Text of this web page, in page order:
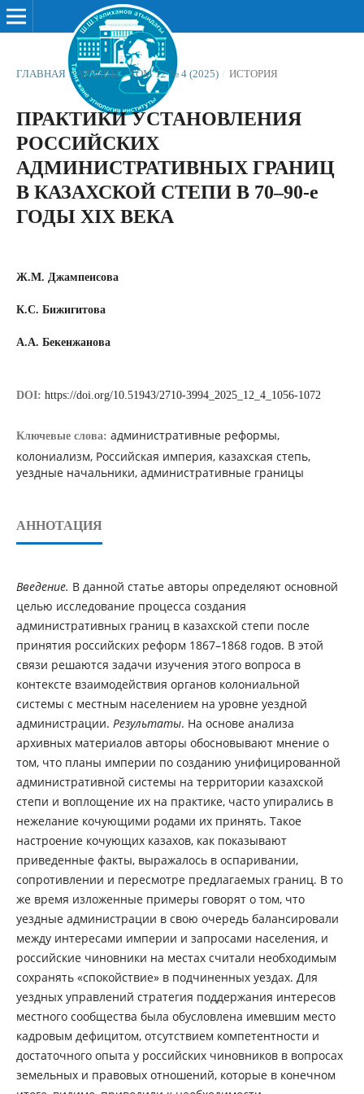
ГЛАВНАЯ / АРХИВЫ / ТОМ 12 № 4 (2025) / ИСТОРИЯ
ПРАКТИКИ УСТАНОВЛЕНИЯ
РОССИЙСКИХ
АДМИНИСТРАТИВНЫХ ГРАНИЦ
В КАЗАХСКОЙ СТЕПИ В 70–90-е
ГОДЫ XIX ВЕКА
Ж.М. Джампеисова
К.С. Бижигитова
А.А. Бекенжанова
DOI: https://doi.org/10.51943/2710-3994_2025_12_4_1056-1072
Ключевые слова: административные реформы,
колониализм, Российская империя, казахская степь,
уездные начальники, административные границы
АННОТАЦИЯ
Введение. В данной статье авторы определяют основной
целью исследование процесса создания
административных границ в казахской степи после
принятия российских реформ 1867–1868 годов. В этой
связи решаются задачи изучения этого вопроса в
контексте взаимодействия органов колониальной
системы с местным населением на уровне уездной
администрации. Результаты. На основе анализа
архивных материалов авторы обосновывают мнение о
том, что планы империи по созданию унифицированной
административной системы на территории казахской
степи и воплощение их на практике, часто упирались в
нежелание кочующими родами их принять. Такое
настроение кочующих казахов, как показывают
приведенные факты, выражалось в оспаривании,
сопротивлении и пересмотре предлагаемых границ. В то
же время изложенные примеры говорят о том, что
уездные администрации в свою очередь балансировали
между интересами империи и запросами населения, и
российские чиновники на местах считали необходимым
сохранять «спокойствие» в подчиненных уездах. Для
уездных управлений стратегия поддержания интересов
местного сообщества была обусловлена имевшим место
кадровым дефицитом, отсутствием компетентности и
достаточного опыта у российских чиновников в вопросах
земельных и правовых отношений, которые в конечном